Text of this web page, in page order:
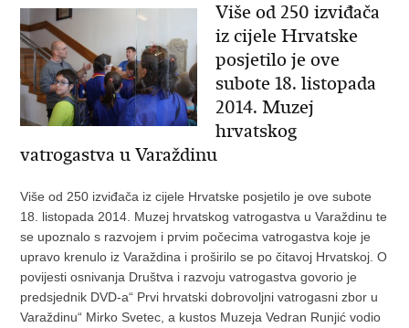
Više od 250 izviđača
iz cijele Hrvatske
posjetilo je ove
subote 18. listopada
2014. Muzej
hrvatskog
vatrogastva u Varaždinu
Više od 250 izviđača iz cijele Hrvatske posjetilo je ove subote
18. listopada 2014. Muzej hrvatskog vatrogastva u Varaždinu te
se upoznalo s razvojem i prvim počecima vatrogastva koje je
upravo krenulo iz Varaždina i proširilo se po čitavoj Hrvatskoj. O
povijesti osnivanja Društva i razvoju vatrogastva govorio je
predsjednik DVD-a“ Prvi hrvatski dobrovoljni vatrogasni zbor u
Varaždinu“ Mirko Svetec, a kustos Muzeja Vedran Runjić vodio